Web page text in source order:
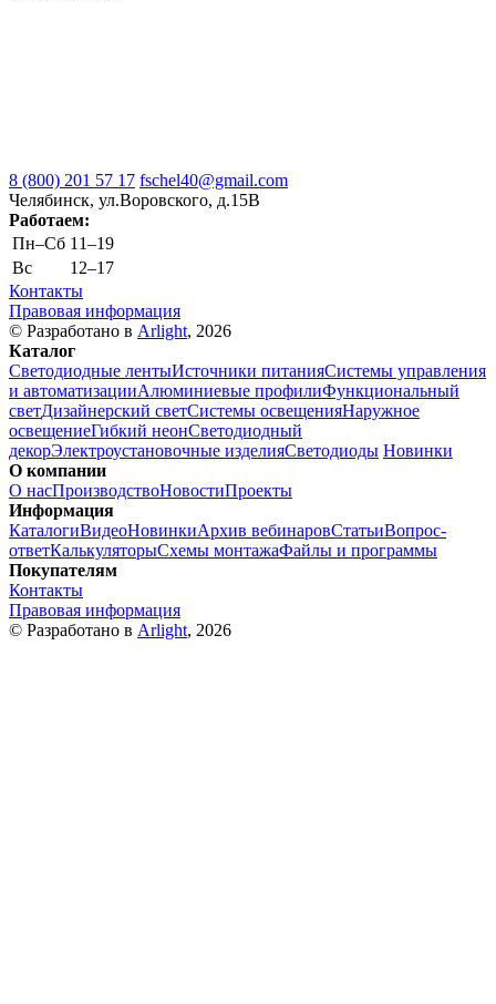
8 (800) 201 57 17 fschel40@gmail.com
Челябинск, ул.Воровского, д.15В
Работаем:
Пн–Cб 11–19
Вс
12–17
Контакты
Правовая информация
© Разработано в Arlight, 2026
Каталог
Светодиодные лентыИсточники питанияСистемы управления
и автоматизацииАлюминиевые профилиФункциональный
светДизайнерский светСистемы освещенияНаружное
освещениеГибкий неонСветодиодный
декорЭлектроустановочные изделияСветодиоды Новинки
О компании
О насПроизводствоНовостиПроекты
Информация
КаталогиВидеоНовинкиАрхив вебинаровСтатьиВопрос-
ответКалькуляторыСхемы монтажаФайлы и программы
Покупателям
Контакты
Правовая информация
© Разработано в Arlight, 2026